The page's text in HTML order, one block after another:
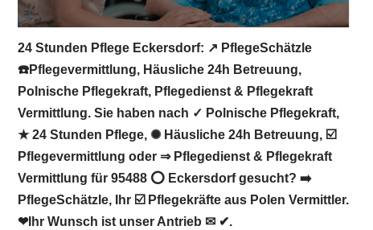
24 Stunden Pflege Eckersdorf: ↗️ PflegeSchätzle
☎️Pflegevermittlung, Häusliche 24h Betreuung,
Polnische Pflegekraft, Pflegedienst & Pflegekraft
Vermittlung. Sie haben nach ✓ Polnische Pflegekraft,
★ 24 Stunden Pflege, ✺ Häusliche 24h Betreuung, ☑️
Pflegevermittlung oder ⇒ Pflegedienst & Pflegekraft
Vermittlung für 95488 ⭕ Eckersdorf gesucht? ➡️
PflegeSchätzle, Ihr ☑️ Pflegekräfte aus Polen Vermittler.
❤Ihr Wunsch ist unser Antrieb ✉ ✔.